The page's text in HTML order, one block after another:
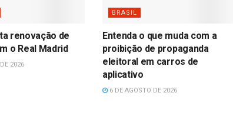
renovação de
o Real Madrid
2026
BRASIL
Entenda o que muda com a
proibição de propaganda
eleitoral em carros de
aplicativo
6 DE AGOSTO DE 2026